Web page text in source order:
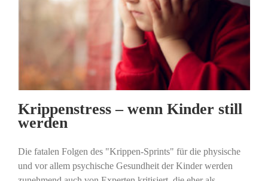
Krippenstress – wenn Kinder still
werden
Die fatalen Folgen des "Krippen-Sprints" für die physische
und vor allem psychische Gesundheit der Kinder werden